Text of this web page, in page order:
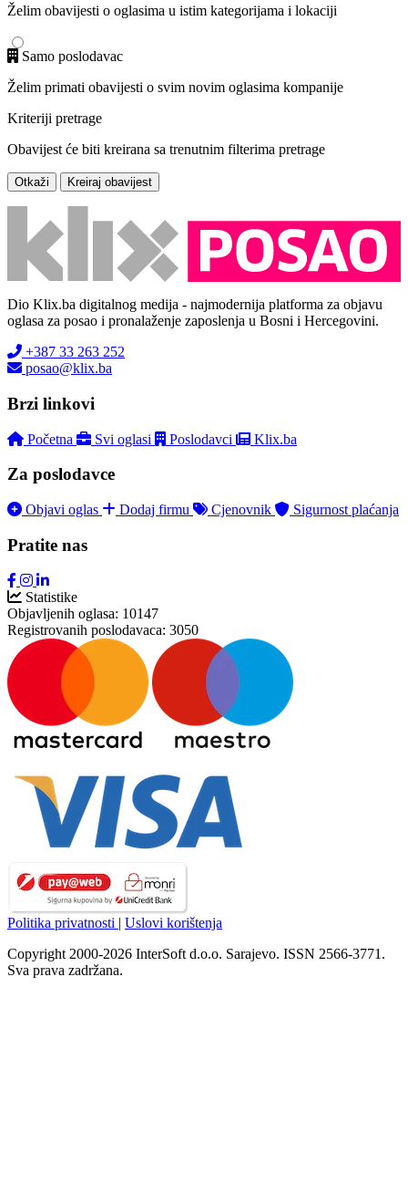
Želim obavijesti o oglasima u istim kategorijama i lokaciji
Samo poslodavac
Želim primati obavijesti o svim novim oglasima kompanije
Kriteriji pretrage
Obavijest će biti kreirana sa trenutnim filterima pretrage
Otkaži Kreiraj obavijest
Dio Klix.ba digitalnog medija - najmodernija platforma za objavu
oglasa za posao i pronalaženje zaposlenja u Bosni i Hercegovini.
+387 33 263 252
posao@klix.ba
Brzi linkovi
Početna Svi oglasi Poslodavci Klix.ba
Za poslodavce
Objavi oglas Dodaj firmu Cjenovnik Sigurnost plaćanja
Pratite nas
Statistike
Objavljenih oglasa: 10147
Registrovanih poslodavaca: 3050
Politika privatnosti | Uslovi korištenja
Copyright 2000-2026 InterSoft d.o.o. Sarajevo. ISSN 2566-3771.
Sva prava zadržana.